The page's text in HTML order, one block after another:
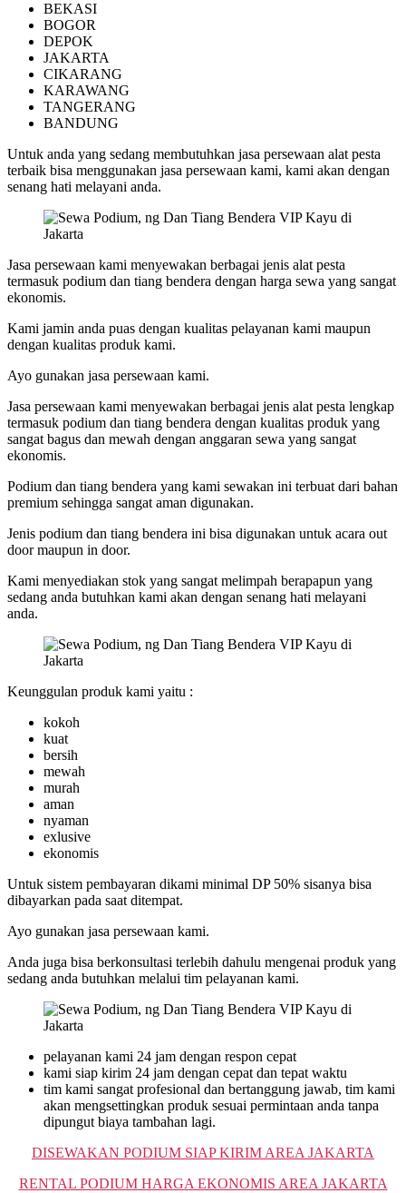
BEKASI
BOGOR
DEPOK
JAKARTA
CIKARANG
KARAWANG
TANGERANG
BANDUNG
Untuk anda yang sedang membutuhkan jasa persewaan alat pesta
terbaik bisa menggunakan jasa persewaan kami, kami akan dengan
senang hati melayani anda.
Jasa persewaan kami menyewakan berbagai jenis alat pesta
termasuk podium dan tiang bendera dengan harga sewa yang sangat
ekonomis.
Kami jamin anda puas dengan kualitas pelayanan kami maupun
dengan kualitas produk kami.
Ayo gunakan jasa persewaan kami.
Jasa persewaan kami menyewakan berbagai jenis alat pesta lengkap
termasuk podium dan tiang bendera dengan kualitas produk yang
sangat bagus dan mewah dengan anggaran sewa yang sangat
ekonomis.
Podium dan tiang bendera yang kami sewakan ini terbuat dari bahan
premium sehingga sangat aman digunakan.
Jenis podium dan tiang bendera ini bisa digunakan untuk acara out
door maupun in door.
Kami menyediakan stok yang sangat melimpah berapapun yang
sedang anda butuhkan kami akan dengan senang hati melayani
anda.
Keunggulan produk kami yaitu :
kokoh
kuat
bersih
mewah
murah
aman
nyaman
exlusive
ekonomis
Untuk sistem pembayaran dikami minimal DP 50% sisanya bisa
dibayarkan pada saat ditempat.
Ayo gunakan jasa persewaan kami.
Anda juga bisa berkonsultasi terlebih dahulu mengenai produk yang
sedang anda butuhkan melalui tim pelayanan kami.
pelayanan kami 24 jam dengan respon cepat
kami siap kirim 24 jam dengan cepat dan tepat waktu
tim kami sangat profesional dan bertanggung jawab, tim kami
akan mengsettingkan produk sesuai permintaan anda tanpa
dipungut biaya tambahan lagi.
DISEWAKAN PODIUM SIAP KIRIM AREA JAKARTA
RENTAL PODIUM HARGA EKONOMIS AREA JAKARTA